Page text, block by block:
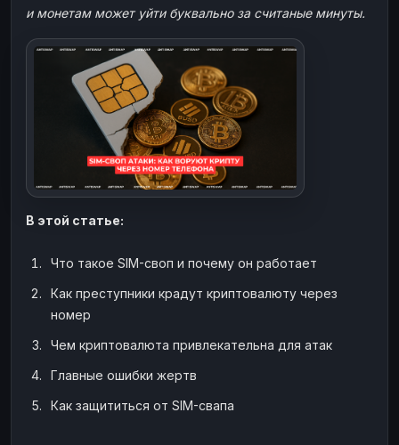
БАЛАНСЫ КРИПТОБИРЖ
Binance RUB Binance
ИНТЕРНЕТ БАНКИНГ
RUB
RUB
Райффайзен RUB
ВТБ RUB
СБЕР
Альфа-Банк
Райффайзен
ВТБ
ЗК USD
WU USD
ЗК
WU
USD
Наличные KZT Наличные
и монетам может уйти буквально за считаные минуты.
В этой статье:
Что такое SIM-своп и почему он работает
Как преступники крадут криптовалюту через
номер
Чем криптовалюта привлекательна для атак
Главные ошибки жертв
Как защититься от SIM-свапа